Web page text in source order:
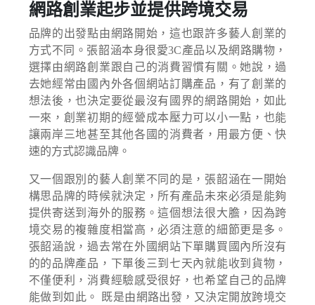
網路創業起步並提供跨境交易
品牌的出發點由網路開始，這也跟許多藝人創業的
方式不同。張韶涵本身很愛3C產品以及網路購物，
選擇由網路創業跟自己的消費習慣有關。她說，過
去她經常由國內外各個網站訂購產品，有了創業的
想法後，也決定要從最沒有國界的網路開始，如此
一來，創業初期的經營成本壓力可以小一點，也能
讓兩岸三地甚至其他各國的消費者，用最方便、快
速的方式認識品牌。
又一個跟別的藝人創業不同的是，張韶涵在一開始
構思品牌的時候就決定，所有產品未來必須是能夠
提供寄送到海外的服務。這個想法很大膽，因為跨
境交易的複雜度相當高，必須注意的細節更是多。
張韶涵說，過去常在外國網站下單購買國內所沒有
的的品牌產品，下單後三到七天內就能收到貨物，
不僅便利，消費經驗感受很好，也希望自己的品牌
能做到如此。 既是由網路出發，又決定開放跨境交